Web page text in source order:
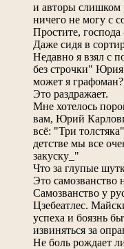
и авторы слишком
ничего не могу с
Простите,
Даже сидя в
Недавно я взял с
без строчки"
может я
Это раздражает.
Мне хотелось
вам, Юрий
всё: "Три
детстве мы все
закуску_"
Что за глупые
Это самозванство
Самозванство у
Цзебеатлес.
успеха и боязнь
извиняться за
Не боль рождает